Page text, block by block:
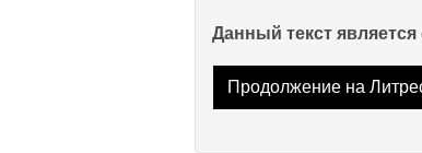
Данный текст
Продолжение на